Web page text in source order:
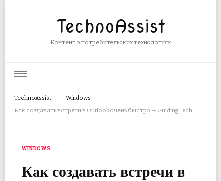
TechnoAssist
Контент о потребительских технологиях
TechnoAssist
Windows
Как создавать встречи в Outlook очень быстро — Guiding Tech
WINDOWS
Как создавать встречи в